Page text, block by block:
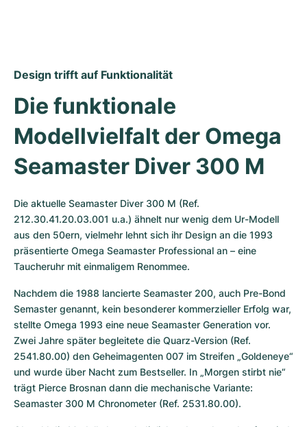
Design trifft auf Funktionalität
Die funktionale
Modellvielfalt der Omega
Seamaster Diver 300 M
Die aktuelle Seamaster Diver 300 M (Ref.
212.30.41.20.03.001 u.a.) ähnelt nur wenig dem Ur-Modell
aus den 50ern, vielmehr lehnt sich ihr Design an die 1993
präsentierte Omega Seamaster Professional an – eine
Taucheruhr mit einmaligem Renommee.
Nachdem die 1988 lancierte Seamaster 200, auch Pre-Bond
Semaster genannt, kein besonderer kommerzieller Erfolg war,
stellte Omega 1993 eine neue Seamaster Generation vor.
Zwei Jahre später begleitete die Quarz-Version (Ref.
2541.80.00) den Geheimagenten 007 im Streifen „Goldeneye“
und wurde über Nacht zum Bestseller. In „Morgen stirbt nie“
trägt Pierce Brosnan dann die mechanische Variante:
Seamaster 300 M Chronometer (Ref. 2531.80.00).